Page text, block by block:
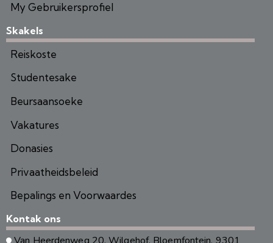
My Gebruikersprofiel
Skakels
Reiskoste
Studentesake
Beursaansoeke
Vakatures
Donasies
Privaatheidsbeleid
Bepalings en Voorwaardes
Kontak ons